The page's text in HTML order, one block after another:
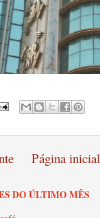
Página inicial
DO ÚLTIMO MÊS